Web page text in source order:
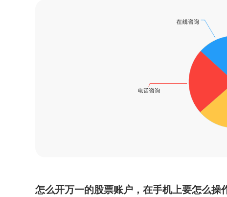
【证券】安经理收到了
怎么开万一的股票账户，在手机上要怎么操